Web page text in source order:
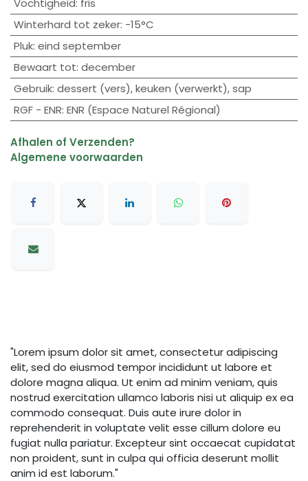
Vochtigheid: fris
Winterhard tot zeker: -15°C
Pluk: eind september
Bewaart tot: december
Gebruik: dessert (vers),keuken (verwerkt),sap
RGF - ENR: ENR (Espace Naturel Régional)
Afhalen of Verzenden?
Algemene voorwaarden
"Lorem ipsum dolor sit amet, consectetur adipiscing
elit, sed do eiusmod tempor incididunt ut labore et
dolore magna aliqua. Ut enim ad minim veniam, quis
nostrud exercitation ullamco laboris nisi ut aliquip ex ea
commodo consequat. Duis aute irure dolor in
reprehenderit in voluptate velit esse cillum dolore eu
fugiat nulla pariatur. Excepteur sint occaecat cupidatat
non proident, sunt in culpa qui officia deserunt mollit
anim id est laborum."